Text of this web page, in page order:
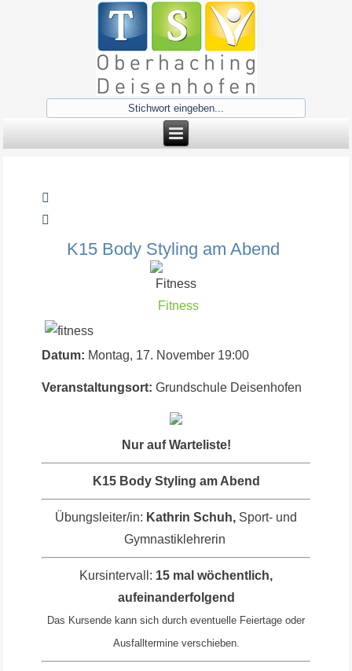
K15 Body Styling am Abend
Fitness
Datum: Montag, 17. November 19:00
Veranstaltungsort: Grundschule Deisenhofen
Nur auf Warteliste!
K15 Body Styling am Abend
Übungsleiter/in: Kathrin Schuh, Sport- und
Gymnastiklehrerin
Kursintervall: 15 mal wöchentlich,
aufeinanderfolgend
Das Kursende kann sich durch eventuelle Feiertage oder
Ausfalltermine verschieben.